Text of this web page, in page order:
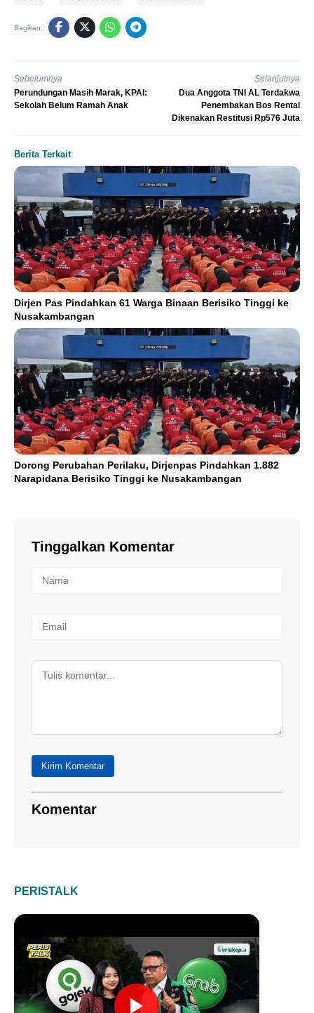
Bagikan:
Sebelumnya
Perundungan Masih Marak, KPAI:
Sekolah Belum Ramah Anak
Selanjutnya
Dua Anggota TNI AL Terdakwa
Penembakan Bos Rental
Dikenakan Restitusi Rp576 Juta
Berita Terkait
Dirjen Pas Pindahkan 61 Warga Binaan Berisiko Tinggi ke
Nusakambangan
Dorong Perubahan Perilaku, Dirjenpas Pindahkan 1.882
Narapidana Berisiko Tinggi ke Nusakambangan
Tinggalkan Komentar
Kirim Komentar
Komentar
PERISTALK